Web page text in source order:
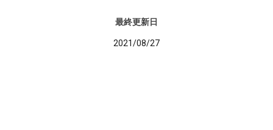
最終更新日
2021/08/27